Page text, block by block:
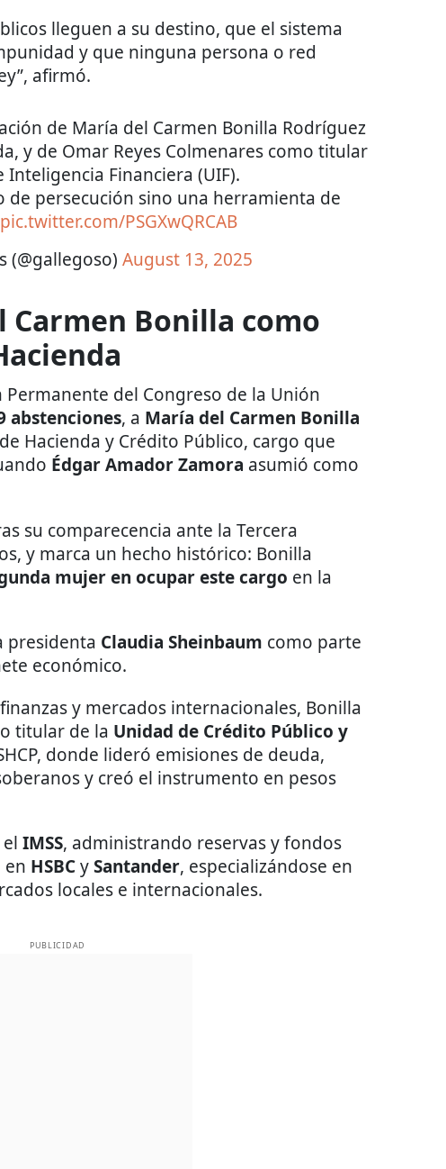
lleguen a su destino, que el sistema
y que ninguna persona o red
afirmó.
de María del Carmen Bonilla Rodríguez
y de Omar Reyes Colmenares como titular
Inteligencia Financiera (UIF).
persecución sino una herramienta de
pic.twitter.com/PSGXwQRCAB
(@gallegoso) August 13, 2025
Carmen Bonilla como
Permanente del Congreso de la Unión
abstenciones, a María del Carmen Bonilla
Hacienda y Crédito Público, cargo que
Édgar Amador Zamora asumió como
su comparecencia ante la Tercera
y marca un hecho histórico: Bonilla
mujer en ocupar este cargo en la
presidenta Claudia Sheinbaum como parte
económico.
y mercados internacionales, Bonilla
titular de la Unidad de Crédito Público y
donde lideró emisiones de deuda,
y creó el instrumento en pesos
IMSS, administrando reservas y fondos
en HSBCySantander, especializándose en
locales e internacionales.
PUBLICIDAD